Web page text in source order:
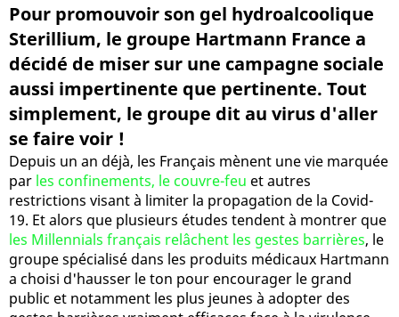
Pour promouvoir son gel hydroalcoolique
Sterillium, le groupe Hartmann France a
décidé de miser sur une campagne sociale
aussi impertinente que pertinente. Tout
simplement, le groupe dit au virus d'aller
se faire voir !
Depuis un an déjà, les Français mènent une vie marquée
par les confinements, le couvre-feu et autres
restrictions visant à limiter la propagation de la Covid-
19. Et alors que plusieurs études tendent à montrer que
les Millennials français relâchent les gestes barrières, le
groupe spécialisé dans les produits médicaux Hartmann
a choisi d'hausser le ton pour encourager le grand
public et notamment les plus jeunes à adopter des